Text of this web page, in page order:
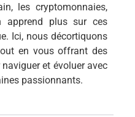
les cryptomonnaies,
plus sur ces
Ici, nous décortiquons
en vous offrant des
et évoluer avec
passionnants.